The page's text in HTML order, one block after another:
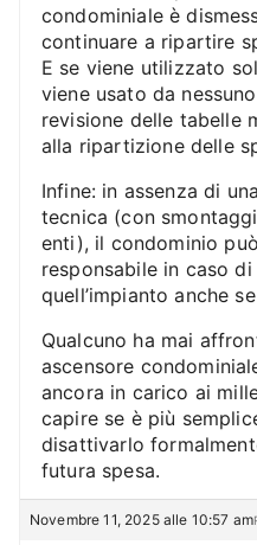
condominiale è
continuare a ripartire
E se viene utilizzato
viene usato da
revisione delle tabelle
alla ripartizione delle
Infine: in assenza di
tecnica (con
enti), il condominio
responsabile in caso
quell’impianto anche
Qualcuno ha mai
ascensore
ancora in carico ai
capire se è più
disattivarlo
futura spesa.
Novembre 11, 2025 alle 10:57 am